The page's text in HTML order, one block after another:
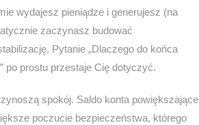
wydajesz pieniądze i generujesz (na
zaczynasz budować
Pytanie „Dlaczego do końca
po prostu przestaje Cię dotyczyć.
spokój. Saldo konta powiększające
poczucie bezpieczeństwa, którego